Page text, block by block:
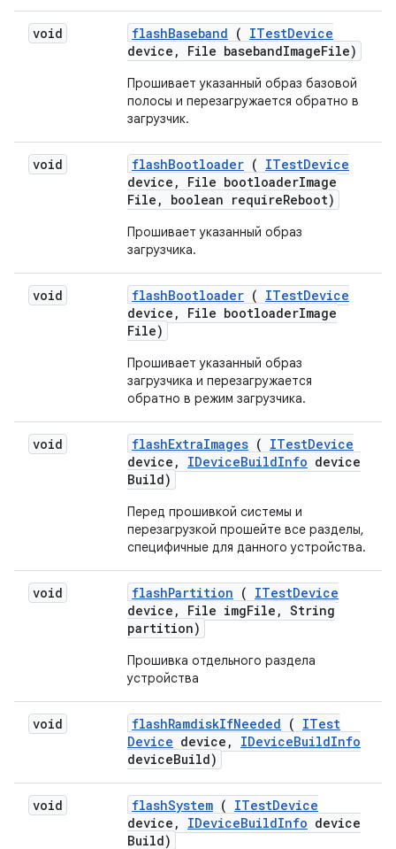
void flashBaseband ( ITestDevice
device , File basebandImageFile)
Прошивает указанный образ базовой
полосы и перезагружается обратно в
загрузчик.
void flashBootloader ( ITestDevice
device , File bootloaderImage
File , boolean requireReboot)
Прошивает указанный образ
загрузчика.
void flashBootloader ( ITestDevice
device , File bootloaderImage
File)
Прошивает указанный образ
загрузчика и перезагружается
обратно в режим загрузчика.
void flashExtraImages ( ITestDevice
device , IDeviceBuildInfo device
Build)
Перед прошивкой системы и
перезагрузкой прошейте все разделы,
специфичные для данного устройства.
void flashPartition ( ITestDevice
device , File imgFile , String
partition)
Прошивка отдельного раздела
устройства
void flashRamdiskIfNeeded ( ITest
Device device , IDeviceBuildInfo
deviceBuild)
void flashSystem ( ITestDevice
device , IDeviceBuildInfo device
Build)